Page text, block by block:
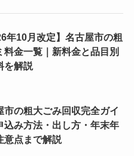
年10月改定】名古屋市の粗
料金一覧｜新料金と品目別
を解説
市の粗大ごみ回収完全ガイ
込み方法・出し方・年末年
意点まで解説